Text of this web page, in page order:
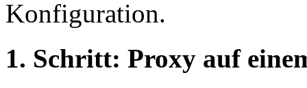
Konfiguration.
1. Schritt: Proxy auf